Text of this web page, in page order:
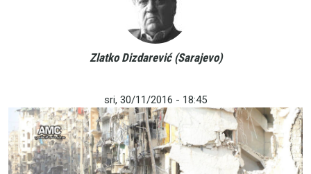
Zlatko Dizdarević (Sarajevo)
sri, 30/11/2016 - 18:45